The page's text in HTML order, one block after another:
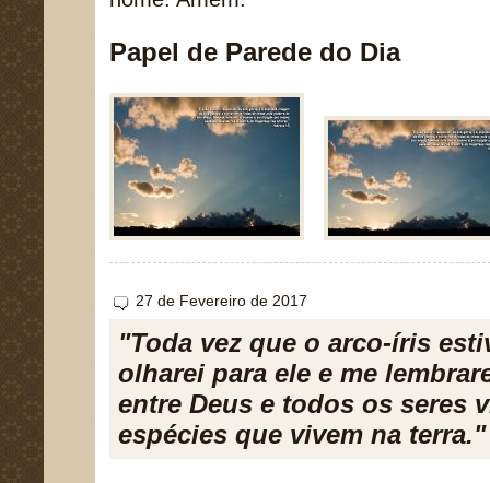
Papel de Parede do Dia
27 de Fevereiro de 2017
"Toda vez que o arco-íris
olharei para ele e me
entre Deus e todos os seres
espécies que vivem na